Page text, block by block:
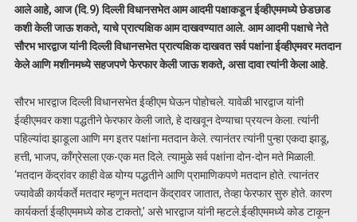
आले आहे, आज (दि.9) दिल्ली विधानसभेत आम आदमी पक्षाकडून ईव्हीएममध्ये छेडछाड
कशी केली जाऊ शकते, याचे प्रात्यक्षिक आम दाखवण्यात आले. आम आदमी पक्षाचे नेते
सौरभ भारद्वाज यांनी दिल्ली विधानसभेत प्रात्यक्षिक दाखवत सर्व पक्षांना ईव्हीएमवर मतदान
केले आणि मशीनमध्ये सहजपणे फेरफार केली जाऊ शकते, असा दावा त्यांनी केला आहे.
सौरभ भारद्वाज दिल्ली विधानसभेत ईव्हीएम घेऊन पोहोचले. यावेळी भारद्वाज यांनी
ईव्हीएमवर कशा पद्धतीने फेरफार केली जाते, हे दाखवून देण्याचा प्रयत्न केला. त्यांनी
पहिल्यांदा झाडूला आणि मग इतर पक्षांना मतदान केले. त्यानंतर त्यांनी पुन्हा एकदा झाडू,
हत्ती, भाजप, काँग्रेसला एक-एक मत दिले. त्यामुळे सर्व पक्षांना दोन-दोन मते मिळाली.
‘मतदान केंद्रांवर काही वेळ योग्य पद्धतीने आणि प्रामाणिकपणे मतदान होते. त्यानंतर
ज्यावेळी कार्यकर्ते मतदार म्हणून मतदान केंद्रावर जातात, तेव्हा फेरफार सुरु होते. कारण
कार्यकर्ता ईव्हीएममध्ये कोड टाकतो,’ असे भारद्वाज यांनी म्हटले.ईव्हीएममध्ये कोड टाकून